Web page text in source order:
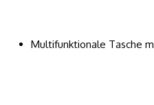
Multifunktionale Tasche